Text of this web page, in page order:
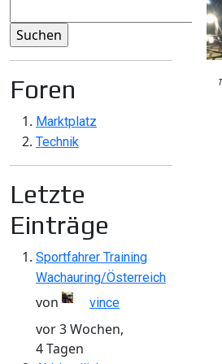
Foren
Marktplatz
Technik
Letzte
Einträge
Sportfahrer Training
Wachauring/Österreich
von vince
vor 3 Wochen,
4 Tagen